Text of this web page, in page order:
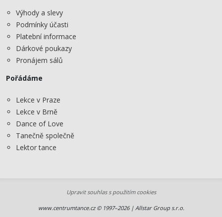
Výhody a slevy
Podmínky účasti
Platební informace
Dárkové poukazy
Pronájem sálů
Pořádáme
Lekce v Praze
Lekce v Brně
Dance of Love
Tanečně společně
Lektor tance
Upravit souhlas s použitím cookies
www.centrumtance.cz © 1997–2026 | Allstar Group s.r.o.